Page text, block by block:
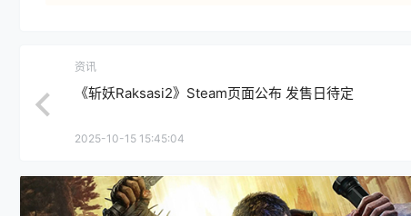
资讯
《斩妖Raksasi2》Steam页面公布 发售日待定
2025-10-15 15:45:04